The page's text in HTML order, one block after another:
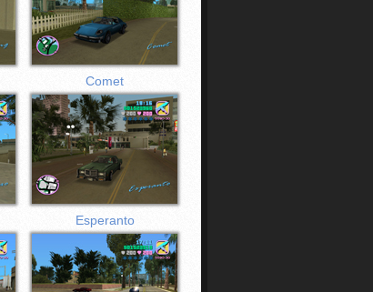
Comet
Esperanto